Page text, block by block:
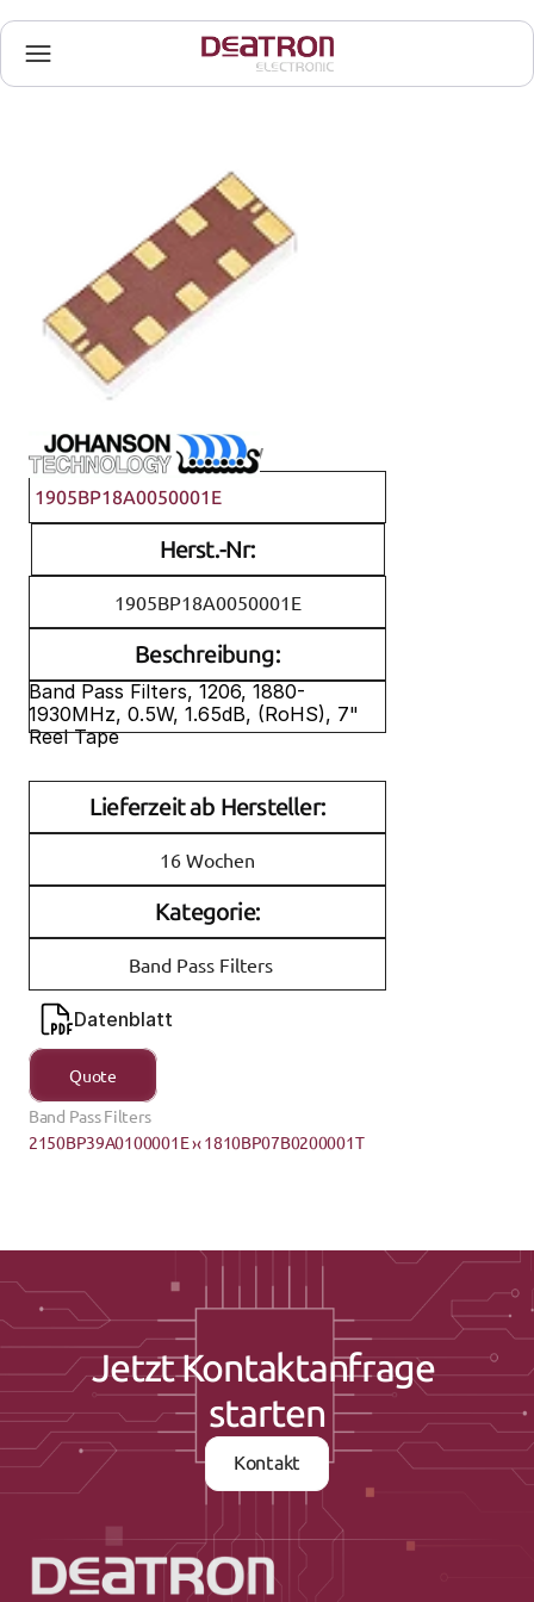
Johanson Technology
1905BP18A0050001E
Herst.-Nr:
1905BP18A0050001E
Beschreibung:
Band Pass Filters, 1206, 1880-
1930MHz, 0.5W, 1.65dB, (RoHS), 7"
Reel Tape
Lieferzeit ab Hersteller:
16 Wochen
Kategorie:
Band Pass Filters
Datenblatt
Quote
Band Pass Filters
2150BP39A0100001E ›‹ 1810BP07B0200001T
Jetzt Kontaktanfrage
starten
Kontakt